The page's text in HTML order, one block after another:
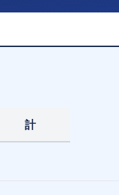
計